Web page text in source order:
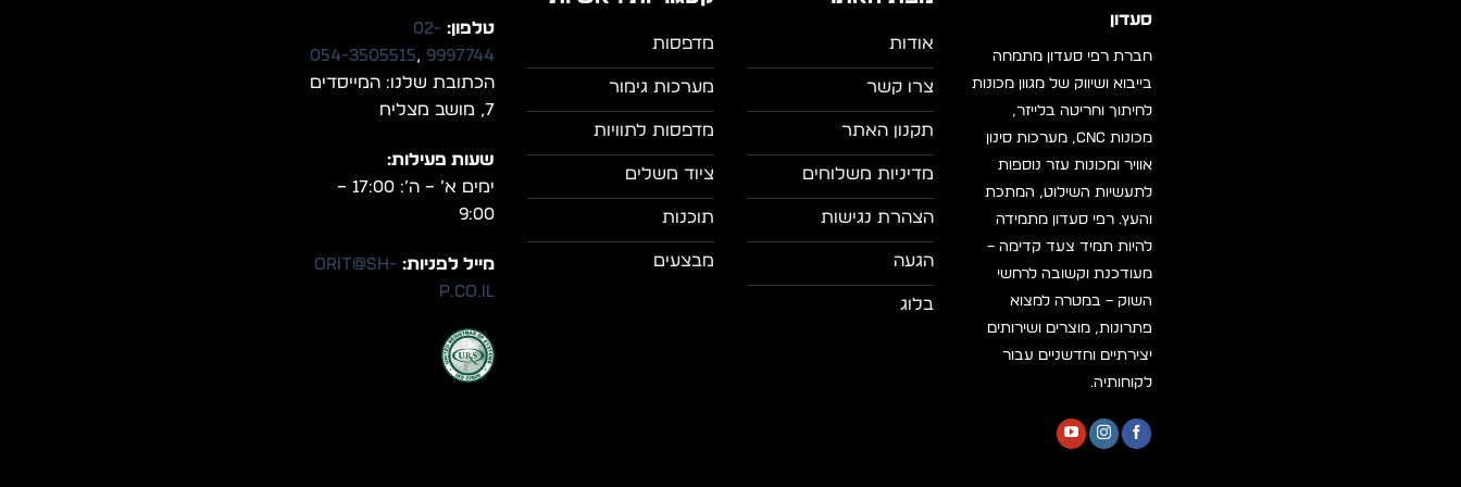
סעדון
חברת רפי סעדון מתמחה
בייבוא ושיווק של מגוון מכונות
לחיתוך וחריטה בלייזר,
מכונות CNC, מערכות סינון
אוויר ומכונות עזר נוספות
לתעשיות השילוט, המתכת
והעץ. רפי סעדון מתמידה
להיות תמיד צעד קדימה –
מעודכנת וקשובה לרחשי
השוק – במטרה למצוא
פתרונות, מוצרים ושירותים
יצירתיים וחדשניים עבור
לקוחותיה.
אודות
צרו קשר
תקנון האתר
מדיניות משלוחים
הצהרת נגישות
הגעה
בלוג
מדפסות
מערכות גימור
מדפסות לתוויות
ציוד משלים
תוכנות
מבצעים
טלפון: 02-
9997744
,
054-3505515
הכתובת שלנו: המייסדים
7, מושב מצליח
שעות פעילות:
ימים א’ – ה’: 17:00 –
9:00
מייל לפניות: orit@sh-
p.co.il